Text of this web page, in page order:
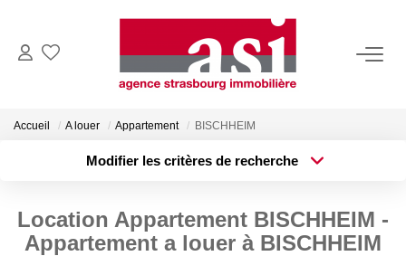
VENDRE
Estimez Votre Bien
Pourquoi Nous Choisir ?
ACHETER
Accueil A louer Appartement BISCHHEIM
Modifier les critères de recherche
Sélectionnez...
Type de bien
Surface min
Location Appartement BISCHHEIM -
Appartement a louer à BISCHHEIM